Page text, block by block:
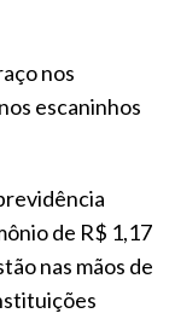
nos
escaninhos
de R$ 1,17
nas mãos de